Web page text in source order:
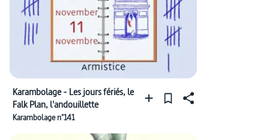
Karambolage - Les jours fériés, le
Falk Plan, l'andouillette
Karambolage n°141